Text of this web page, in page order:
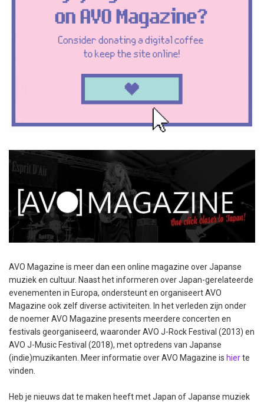
AVO Magazine is meer dan een online magazine over Japanse
muziek en cultuur. Naast het informeren over Japan-gerelateerde
evenementen in Europa, ondersteunt en organiseert AVO
Magazine ook zelf diverse activiteiten. In het verleden zijn onder
de noemer AVO Magazine presents meerdere concerten en
festivals georganiseerd, waaronder AVO J-Rock Festival (2013) en
AVO J-Music Festival (2018), met optredens van Japanse
(indie)muzikanten. Meer informatie over AVO Magazine is hierte
vinden.
Heb je nieuws dat te maken heeft met Japan of Japanse muziek